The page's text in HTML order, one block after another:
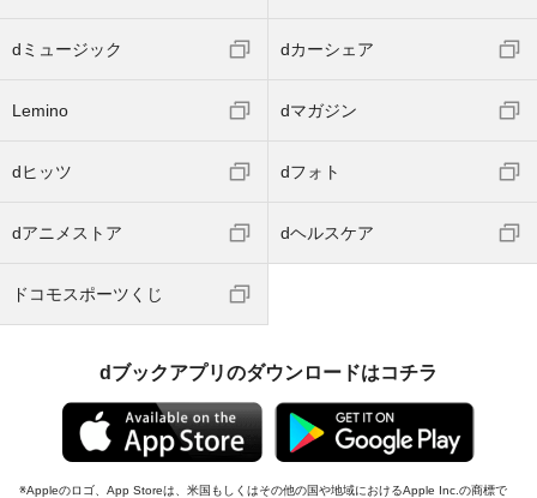
dミュージック dカーシェア
Lemino dマガジン
dヒッツ dフォト
dアニメストア dヘルスケア
ドコモスポーツくじ
dブックアプリのダウンロードはコチラ
Appleのロゴ、App Storeは、米国もしくはその他の国や地域におけるApple Inc.の商標で